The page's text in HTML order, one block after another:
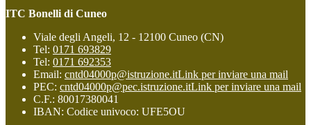
ITC Bonelli di Cuneo
Viale degli Angeli, 12 - 12100 Cuneo (CN)
Tel: 0171 693829
Tel: 0171 692353
Email: cntd04000p@istruzione.itLink per inviare una mail
PEC: cntd04000p@pec.istruzione.itLink per inviare una mail
C.F.: 80017380041
IBAN: Codice univoco: UFE5OU